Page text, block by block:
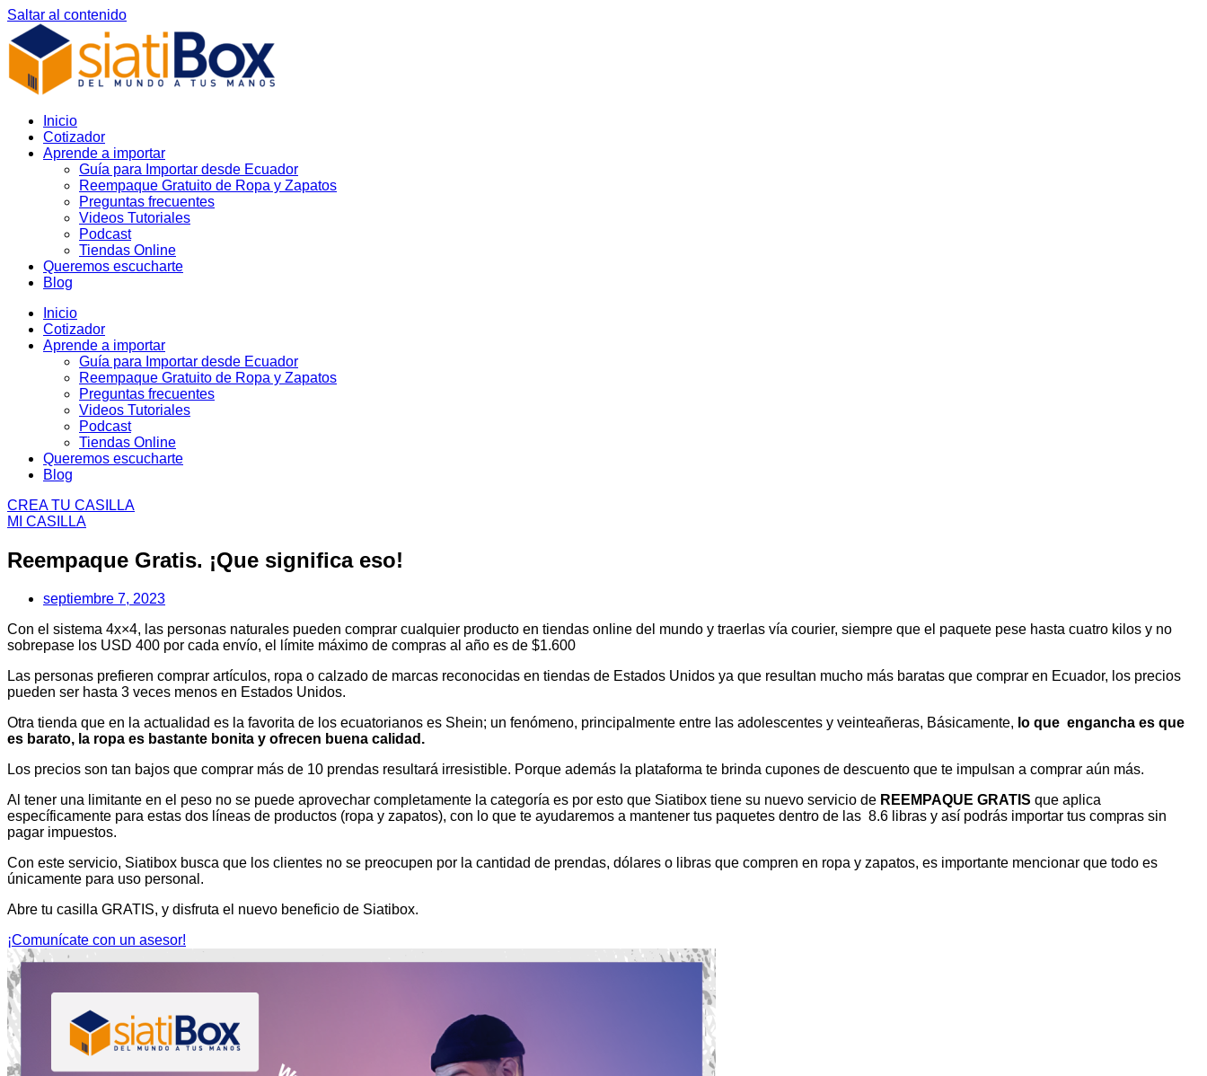
Saltar al contenido
Inicio
Cotizador
Aprende a importar
Guía para Importar desde Ecuador
Reempaque Gratuito de Ropa y Zapatos
Preguntas frecuentes
Videos Tutoriales
Podcast
Tiendas Online
Queremos escucharte
Blog
Inicio
Cotizador
Aprende a importar
Guía para Importar desde Ecuador
Reempaque Gratuito de Ropa y Zapatos
Preguntas frecuentes
Videos Tutoriales
Podcast
Tiendas Online
Queremos escucharte
Blog
CREA TU CASILLA
MI CASILLA
Reempaque Gratis. ¡Que significa eso!
septiembre 7, 2023
Con el sistema 4x×4, las personas naturales pueden comprar cualquier producto en tiendas online del mundo y traerlas vía courier, siempre que el paquete pese hasta cuatro kilos y no
sobrepase los USD 400 por cada envío, el límite máximo de compras al año es de $1.600
Las personas prefieren comprar artículos, ropa o calzado de marcas reconocidas en tiendas de Estados Unidos ya que resultan mucho más baratas que comprar en Ecuador, los precios
pueden ser hasta 3 veces menos en Estados Unidos.
Otra tienda que en la actualidad es la favorita de los ecuatorianos es Shein; un fenómeno, principalmente entre las adolescentes y veinteañeras, Básicamente, lo que engancha es que
es barato, la ropa es bastante bonita y ofrecen buena calidad.
Los precios son tan bajos que comprar más de 10 prendas resultará irresistible. Porque además la plataforma te brinda cupones de descuento que te impulsan a comprar aún más.
Al tener una limitante en el peso no se puede aprovechar completamente la categoría es por esto que Siatibox tiene su nuevo servicio de REEMPAQUE GRATIS que aplica
específicamente para estas dos líneas de productos (ropa y zapatos), con lo que te ayudaremos a mantener tus paquetes dentro de las 8.6 libras y así podrás importar tus compras sin
pagar impuestos.
Con este servicio, Siatibox busca que los clientes no se preocupen por la cantidad de prendas, dólares o libras que compren en ropa y zapatos, es importante mencionar que todo es
únicamente para uso personal.
Abre tu casilla GRATIS, y disfruta el nuevo beneficio de Siatibox.
¡Comunícate con un asesor!